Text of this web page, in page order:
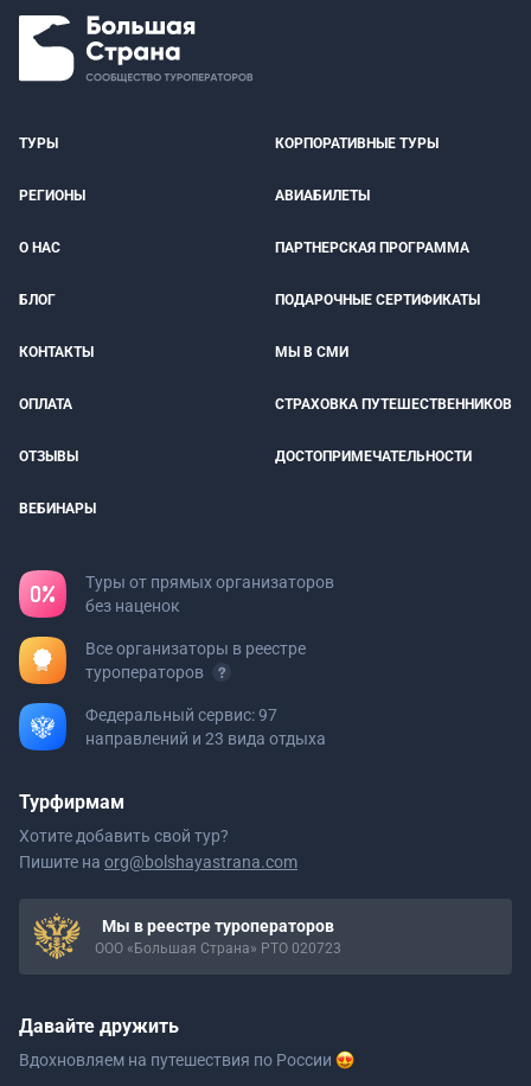
ТУРЫ КОРПОРАТИВНЫЕ ТУРЫ
РЕГИОНЫ АВИАБИЛЕТЫ
О НАС ПАРТНЕРСКАЯ ПРОГРАММА
БЛОГ ПОДАРОЧНЫЕ СЕРТИФИКАТЫ
КОНТАКТЫ МЫ В СМИ
ОПЛАТА СТРАХОВКА ПУТЕШЕСТВЕННИКОВ
ОТЗЫВЫ ДОСТОПРИМЕЧАТЕЛЬНОСТИ
ВЕБИНАРЫ
Туры от прямых организаторов
без наценок
Все организаторы в реестре
туроператоров
Федеральный сервис: 97
направлений и 23 вида отдыха
Турфирмам
Хотите добавить свой тур?
Пишите на org@bolshayastrana.com
Мы в реестре туроператоров
ООО «Большая Страна» РТО 020723
Давайте дружить
Вдохновляем на путешествия по России